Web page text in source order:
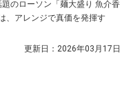
のローソン「麺大盛り 魚介香
、アレンジで真価を発揮す
更新日： 2026年03月17日